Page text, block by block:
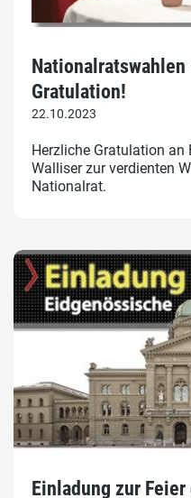
Gratulation!
22.10.2023
Herzliche Gratulation an
Walliser zur verdienten
Nationalrat.
Einladung zur